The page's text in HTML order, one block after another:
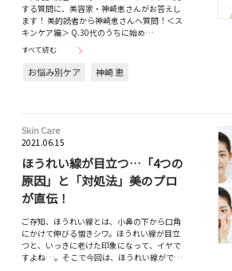
する質問に、美容家・神崎恵さんがお答えし
ます！ 美的読者から神崎恵さんへ質問！＜ス
キンケア編＞ Q.30代のうちに始め…
すべて読む
お悩み別ケア 神崎 恵
Skin Care
2021.06.15
ほうれい線が目立つ…「4つの
原因」と「対処法」美のプロ
が直伝！
ご存知、ほうれい線とは、小鼻の下から口角
にかけて伸びる憎きシワ。ほうれい線が目立
つと、いっきに老けた印象になって、イヤで
すよね…。そこで今回は、ほうれい線がで…